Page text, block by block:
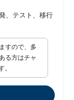
、テスト、移行
すので、多
る方はチャ
。